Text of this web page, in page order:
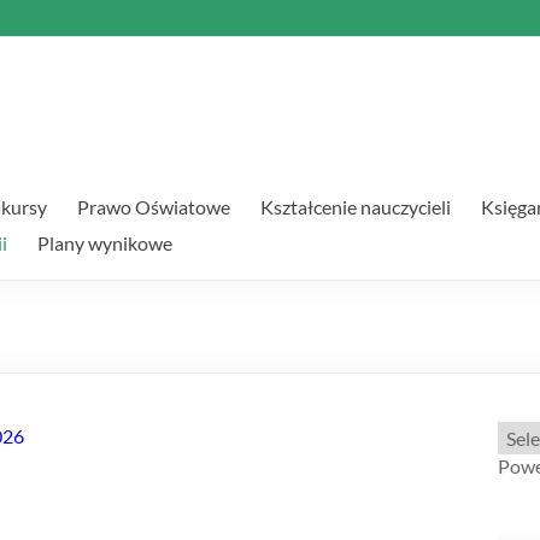
Prawo Oświatowe Kształcenie nauczycieli
Plany wynikowe